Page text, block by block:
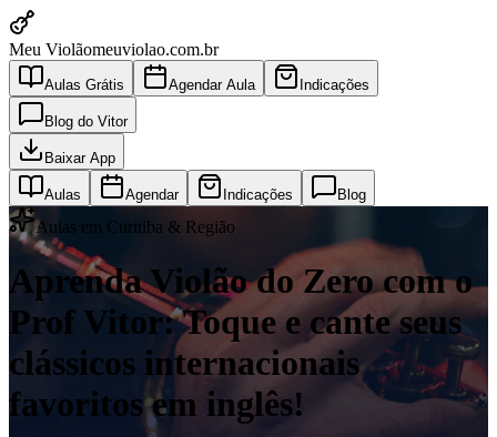
Meu Violãomeuviolao.com.br
Aulas Grátis Agendar Aula Indicações
Blog do Vitor
Baixar App
Aulas Agendar Indicações Blog
Aulas em Curitiba & Região
Aprenda Violão do Zero com o
Prof Vitor: Toque e cante seus
clássicos internacionais
favoritos em inglês!